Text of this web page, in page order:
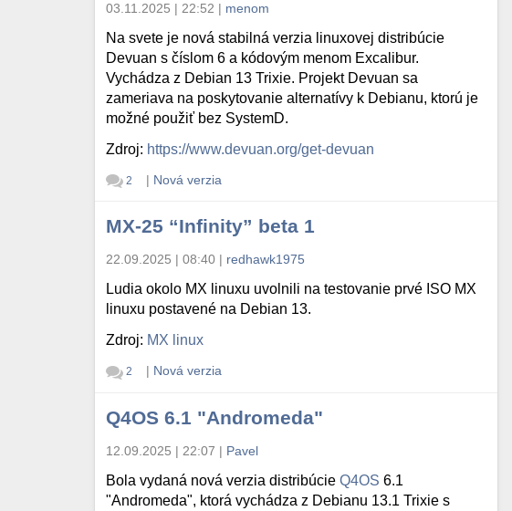
03.11.2025 | 22:52 | menom
Na svete je nová stabilná verzia linuxovej distribúcie
Devuan s číslom 6 a kódovým menom Excalibur.
Vychádza z Debian 13 Trixie. Projekt Devuan sa
zameriava na poskytovanie alternatívy k Debianu, ktorú je
možné použiť bez SystemD.
Zdroj: https://www.devuan.org/get-devuan
2 | Nová verzia
MX-25 “Infinity” beta 1
22.09.2025 | 08:40 | redhawk1975
Ludia okolo MX linuxu uvolnili na testovanie prvé ISO MX
linuxu postavené na Debian 13.
Zdroj: MX linux
2 | Nová verzia
Q4OS 6.1 "Andromeda"
12.09.2025 | 22:07 | Pavel
Bola vydaná nová verzia distribúcieQ4OS 6.1
"Andromeda", ktorá vychádza z Debianu 13.1 Trixie s